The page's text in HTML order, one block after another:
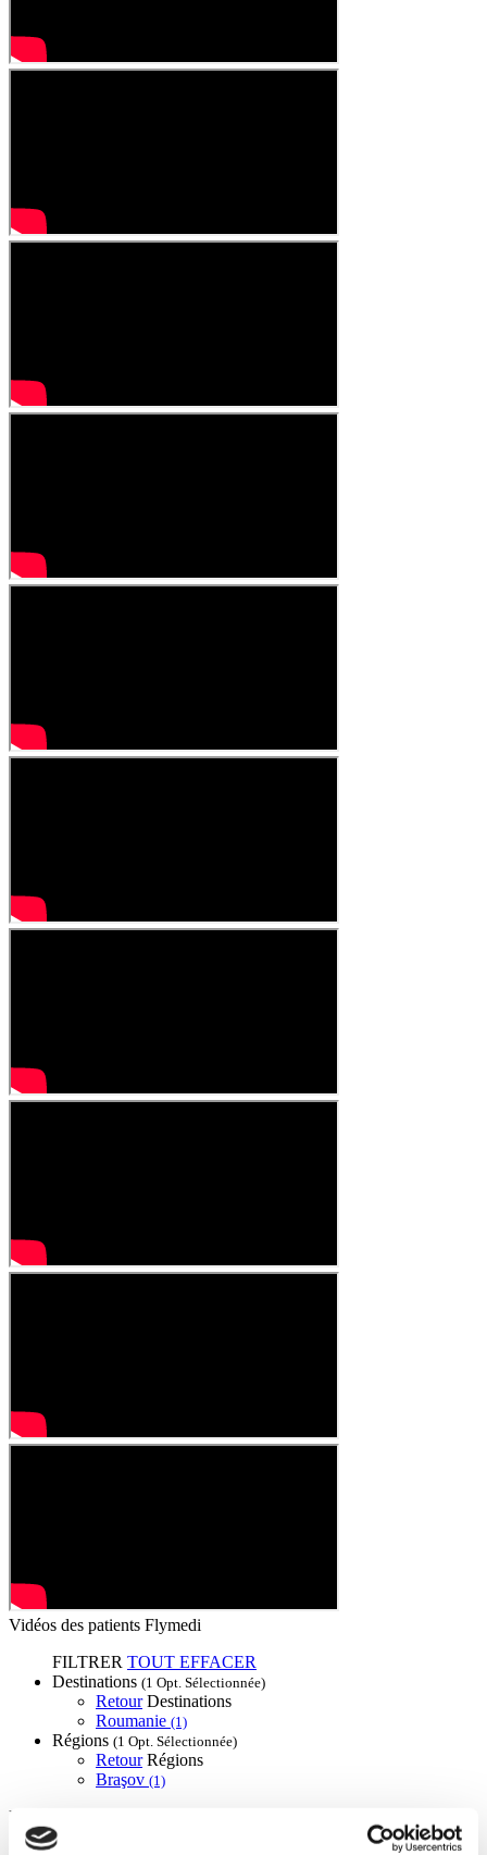
Vidéos des patients Flymedi
FILTRER TOUT EFFACER
Destinations (1 Opt. Sélectionnée)
Retour Destinations
Roumanie (1)
Régions (1 Opt. Sélectionnée)
Retour Régions
Braşov (1)
Flymedi